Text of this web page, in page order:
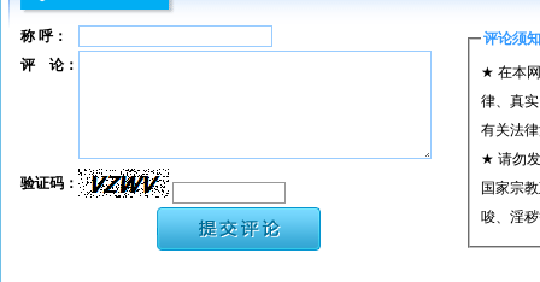
称 呼： 评论须知
★ 在本
律、真
有关法
★ 请勿
国家宗
唆、淫
★ 承担
评 论：
验证码：